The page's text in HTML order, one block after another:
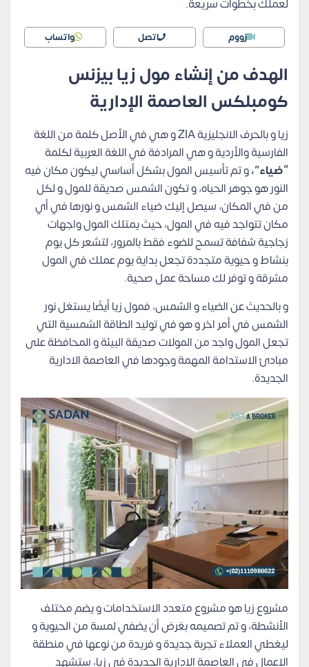
لعملك بخطوات سريعة.
زووم اتصل واتساب
الهدف من إنشاء مول زيا بيزنس
كومبلكس العاصمة الإدارية
زيا و بالحرف الانجليزية ZIA و هي في الأصل كلمة من اللغة
الفارسية والأردية و هي المرادفة في اللغة العربية لكلمة
“ضياء”،و تم تأسيس المول بشكل أساسي ليكون مكان فيه
النور هو جوهر الحياه، و تكون الشمس صديقة للمول و لكل
من في المكان، سيصل إليك ضياء الشمس و نورها في أي
مكان تتواجد فيه في المول، حيث يمتلك المول واجهات
زجاجية شفافة تسمح للضوء فقط بالمرور، لتشعر كل يوم
بنشاط و حيوية متجددة تجعل بداية يوم عملك في المول
مشرقة و توفر لك مساحة عمل صحية.
و بالحديث عن الضياء و الشمس، فمول زيا أيضًا يستغل نور
الشمس في أمر اخر و هو في توليد الطاقة الشمسية التي
تجعل المول واجد من المولات صديقة البيئة و المحافظة على
مبادئ الاستدامة المهمة وجودها في العاصمة الادارية
الجديدة.
مشروع زيا هو مشروع متعدد الاستخدامات و يضم مختلف
الأنشطة، و تم تصميمه بغرض أن يضفي لمسة من الحيوية و
ليغطي العملاء تجربة جديدة و فريدة من نوعها في منطقة
الاعمال في العاصمة الادارية الجديدة في زيا، ستشهد